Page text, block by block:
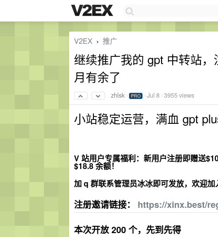
V2EX › 推广
继续推广我的 gpt 中转站
月有余了
zhlsk · PRO ·Jul 8 · 3955 views
小站稳定运营，满血 gpt
V 站用户专属福利：新用户注册即赠送
$18.8 余额！
加 q 群联系管理员冰冰即可发放，欢迎
注册邀请链接： https://xinx.best/
本次开放 200 个，先到先得